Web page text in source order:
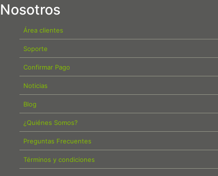
Nosotros
Área clientes
Soporte
Confirmar Pago
Noticias
Blog
¿Quiénes Somos?
Preguntas Frecuentes
Términos y condiciones